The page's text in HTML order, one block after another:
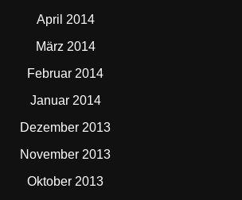
April 2014
März 2014
Februar 2014
Januar 2014
Dezember 2013
November 2013
Oktober 2013